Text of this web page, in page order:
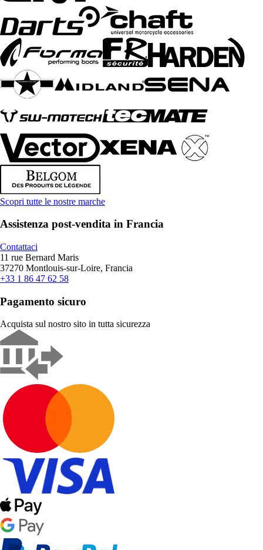
Scopri tutte le nostre marche
Assistenza post-vendita in Francia
Contattaci
11 rue Bernard Maris
37270 Montlouis-sur-Loire, Francia
+33 1 86 47 62 58
Pagamento sicuro
Acquista sul nostro sito in tutta sicurezza